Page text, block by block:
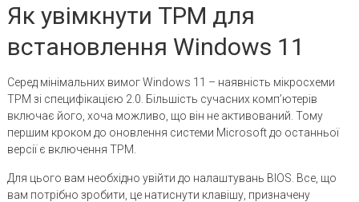
Як увімкнути TPM для
встановлення Windows 11
Серед мінімальних вимог Windows 11 – наявність мікросхеми
TPM зі специфікацією 2.0. Більшість сучасних комп’ютерів
включає його, хоча можливо, що він не активований. Тому
першим кроком до оновлення системи Microsoft до останньої
версії є включення TPM.
Для цього вам необхідно увійти до налаштувань BIOS. Все, що
вам потрібно зробити, це натиснути клавішу, призначену